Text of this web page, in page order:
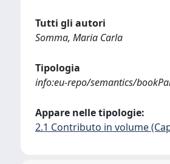
Tutti gli autori
Somma, Maria Carla
Tipologia
info:eu-repo/semantics/
Appare nelle tipologie:
2.1 Contributo in volume